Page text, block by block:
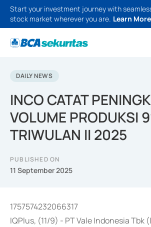
Start your investment journey with
stock market wherever you are. Learn More
DAILY NEWS
INCO CATAT
VOLUME PRODUKSI
TRIWULAN II 2025
PUBLISHED ON
11 September 2025
1757574232066317
IQPlus, (11/9) - PT Vale Indonesia Tbk